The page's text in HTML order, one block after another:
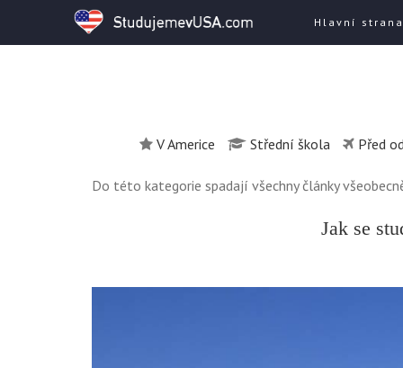
Hlavní strana
V Americe Střední škola Před
Do této kategorie spadají všechny články
Jak se